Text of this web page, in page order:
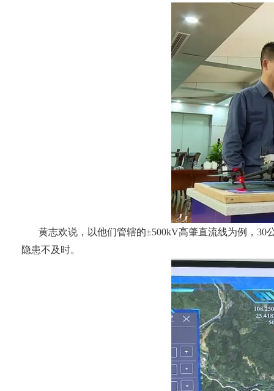
黄志欢说，以他们管辖的±500kV高肇直流线为例，
隐患不及时。